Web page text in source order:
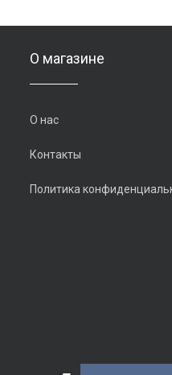
О магазине
О нас
Контакты
Политика